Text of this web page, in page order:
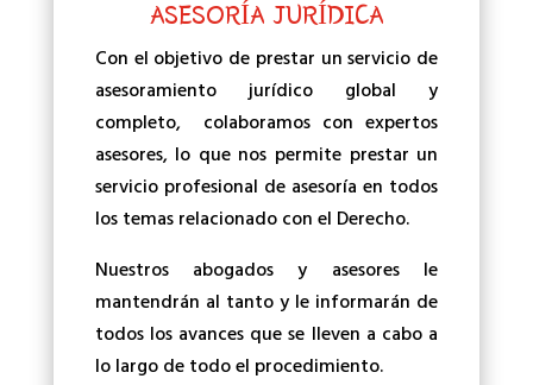
ASESORÍA JURÍDICA
Con el objetivo de prestar un servicio de
asesoramiento jurídico global y
completo, colaboramos con expertos
asesores, lo que nos permite prestar un
servicio profesional de asesoría en todos
los temas relacionado con el Derecho.
Nuestros abogados y asesores le
mantendrán al tanto y le informarán de
todos los avances que se lleven a cabo a
lo largo de todo el procedimiento.